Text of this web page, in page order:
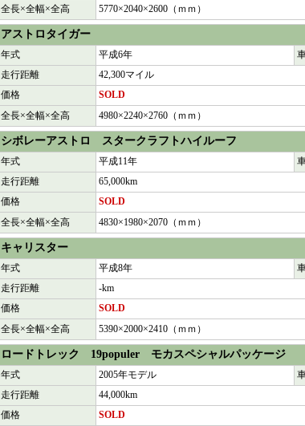
全長×全幅×全高
5770×2040×2600（ｍｍ）
アストロタイガー
年式 平成6年
走行距離
42,300マイル
価格
SOLD
全長×全幅×全高
4980×2240×2760（ｍｍ）
シボレーアストロ スタークラフトハイルーフ
年式 平成11年
走行距離
65,000km
価格
SOLD
全長×全幅×全高
4830×1980×2070（ｍｍ）
キャリスター
年式 平成8年
走行距離
-km
価格
SOLD
全長×全幅×全高
5390×2000×2410（ｍｍ）
ロードトレック 19populer モカスペシャルパッケージ
年式 2005年モデル
走行距離
44,000km
価格
SOLD